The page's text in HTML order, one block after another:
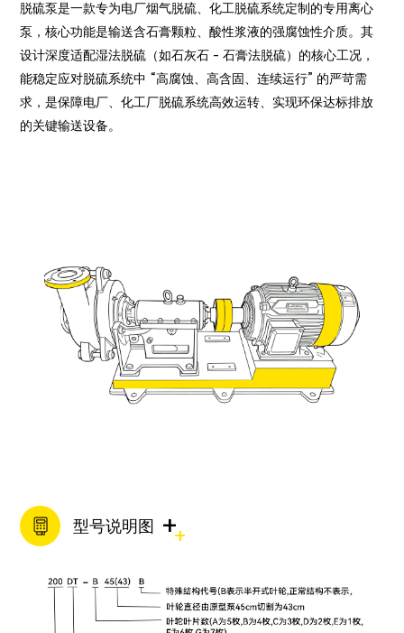
脱硫泵是一款专为电厂烟气脱硫、化工脱硫系统定制的专用离心
泵，核心功能是输送含石膏颗粒、酸性浆液的强腐蚀性介质。其
设计深度适配湿法脱硫（如石灰石 - 石膏法脱硫）的核心工况，
能稳定应对脱硫系统中 “高腐蚀、高含固、连续运行” 的严苛需
求，是保障电厂、化工厂脱硫系统高效运转、实现环保达标排放
的关键输送设备。
型号说明图 +